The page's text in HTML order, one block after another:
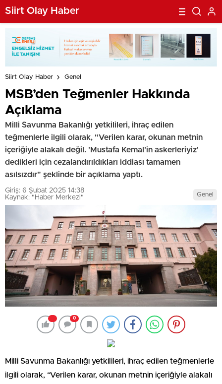
Siirt Olay Haber
Siirt Olay Haber Genel
MSB’den Teğmenler Hakkında
Açıklama
Milli Savunma Bakanlığı yetkilileri, ihraç edilen
teğmenlerle ilgili olarak, "Verilen karar, okunan metnin
içeriğiyle alakalı değil. 'Mustafa Kemal'in askerleriyiz'
dedikleri için cezalandırıldıkları iddiası tamamen
asılsızdır" şeklinde bir açıklama yaptı.
Giriş: 6 Şubat 2025 14:38
Kaynak: "Haber Merkezi"
Genel
0
Milli Savunma Bakanlığı yetkilileri, ihraç edilen teğmenlerle
ilgili olarak, “Verilen karar, okunan metnin içeriğiyle alakalı